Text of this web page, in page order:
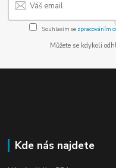
Souhlasím se zpracováním
Můžete se kdykoli
Kde nás najdete